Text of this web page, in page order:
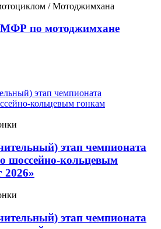
/ Мотоджимхана
МФР по мотоджимхане
этап чемпионата
шоссейно‑кольцевым
2026»
этап чемпионата